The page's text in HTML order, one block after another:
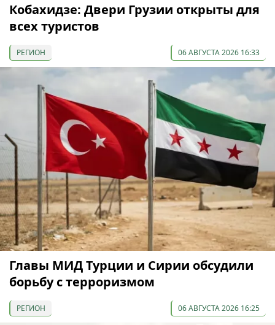
Кобахидзе: Двери Грузии открыты для
всех туристов
РЕГИОН 06 АВГУСТА 2026 16:33
Главы МИД Турции и Сирии обсудили
борьбу с терроризмом
РЕГИОН 06 АВГУСТА 2026 16:25